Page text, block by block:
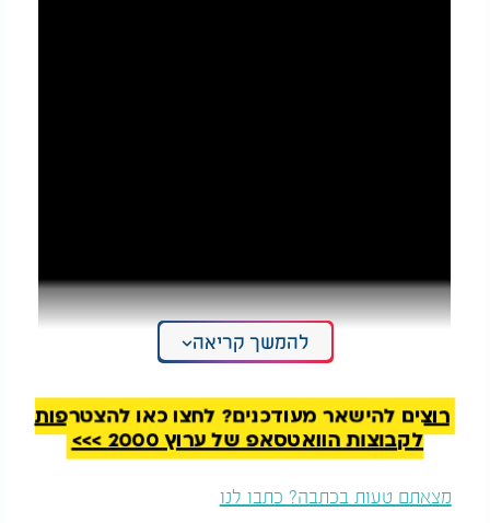
להמשך קריאה
רוצים להישאר מעודכנים? לחצו כאן להצטרפות
לקבוצות הוואטסאפ של ערוץ 2000 >>>
מצאתם טעות בכתבה? כתבו לנו